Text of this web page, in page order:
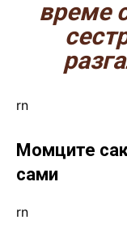
време
rn
Момците
сами
rn